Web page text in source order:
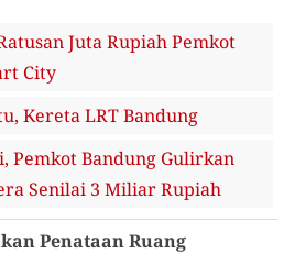
Juta Rupiah Pemkot
City
Kereta LRT Bandung
Pemkot Bandung Gulirkan
Senilai 3 Miliar Rupiah
Penataan Ruang